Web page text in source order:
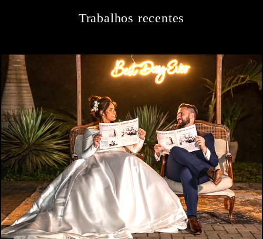
Trabalhos recentes
952 80